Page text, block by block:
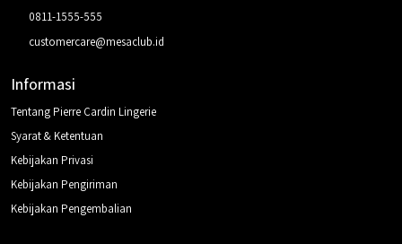
0811-1555-555
customercare@mesaclub.id
Informasi
Tentang Pierre Cardin Lingerie
Syarat & Ketentuan
Kebijakan Privasi
Kebijakan Pengiriman
Kebijakan Pengembalian